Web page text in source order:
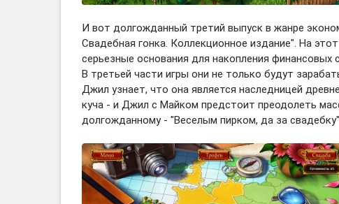
И вот долгожданный третий выпуск в жанре
Свадебная гонка. Коллекционное издание". На
серьезные основания для накопления
В третьей части игры они не только будут
Джил узнает, что она является наследницей
куча - и Джил с Майком предстоит преодолеть
долгожданному - "Веселым пирком, да за